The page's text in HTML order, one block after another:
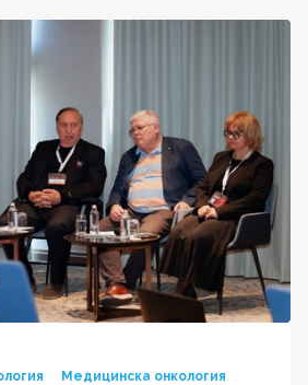
Медицинска онкология